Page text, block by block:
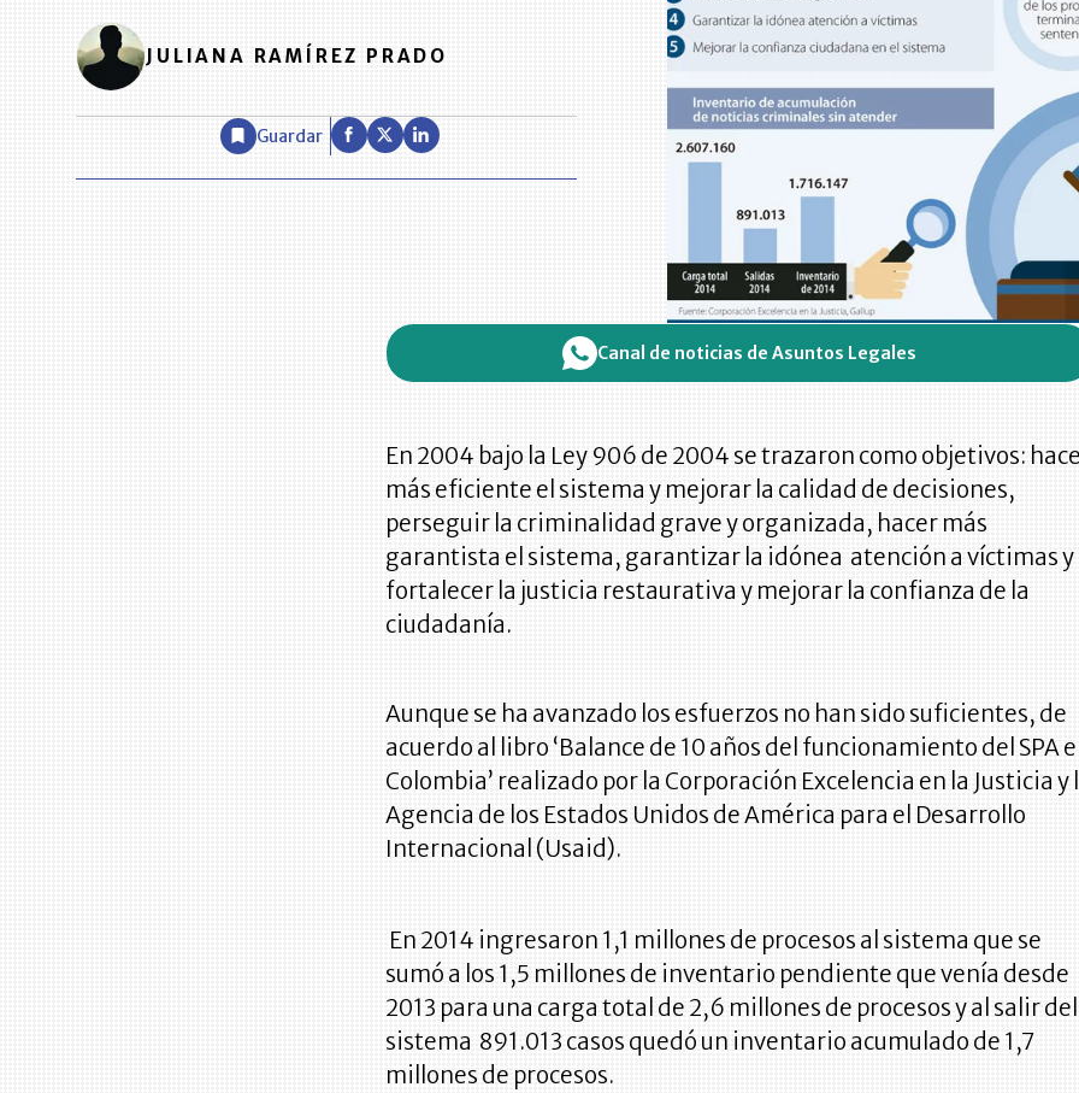
JULIANA RAMÍREZ PRADO
Guardar
Canal de noticias de Asuntos Legales
En 2004 bajo la Ley 906 de 2004 se trazaron como objetivos:
más eficiente el sistema y mejorar la calidad de decisiones,
perseguir la criminalidad grave y organizada, hacer más
garantista el sistema, garantizar la idónea atención a víctimas y
fortalecer la justicia restaurativa y mejorar la confianza de la
ciudadanía.
Aunque se ha avanzado los esfuerzos no han sido suficientes, de
acuerdo al libro ‘Balance de 10 años del funcionamiento del SPA
Colombia’ realizado por la Corporación Excelencia en la Justicia y
Agencia de los Estados Unidos de América para el Desarrollo
Internacional (Usaid).
En 2014 ingresaron 1,1 millones de procesos al sistema que se
sumó a los 1,5 millones de inventario pendiente que venía desde
2013 para una carga total de 2,6 millones de procesos y al salir del
sistema 891.013 casos quedó un inventario acumulado de 1,7
millones de procesos.